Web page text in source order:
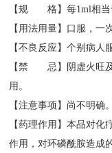
【规 格】每1ml相当
【用法用量】口服，一
【不良反应】个别病人
【禁 忌】阴虚火旺及
用。
【注意事项】尚不明确。
【药理作用】本品对
作用，对环磷酰胺造成